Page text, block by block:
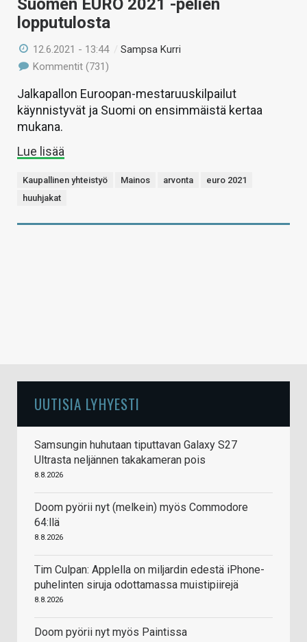
Suomen EURO 2021 -pelien
lopputulosta
12.6.2021 - 13:44 /Sampsa Kurri
Kommentit (731)
Jalkapallon Euroopan-mestaruuskilpailut
käynnistyvät ja Suomi on ensimmäistä kertaa
mukana.
Lue lisää
Kaupallinen yhteistyö Mainos arvonta
euro 2021
huuhjakat
UUTISIA LYHYESTI
Samsungin huhutaan tiputtavan Galaxy S27
Ultrasta neljännen takakameran pois
8.8.2026
Doom pyörii nyt (melkein) myös Commodore
64:llä
8.8.2026
Tim Culpan: Applella on miljardin edestä iPhone-
puhelinten siruja odottamassa muistipiirejä
8.8.2026
Doom pyörii nyt myös Paintissa